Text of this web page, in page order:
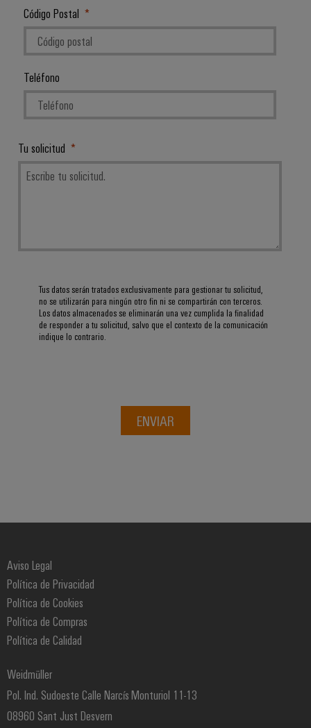
Código Postal
Teléfono
Tu solicitud
Tus datos serán tratados exclusivamente para gestionar tu solicitud,
no se utilizarán para ningún otro fin ni se compartirán con terceros.
Los datos almacenados se eliminarán una vez cumplida la finalidad
de responder a tu solicitud, salvo que el contexto de la comunicación
indique lo contrario.
ENVIAR
Aviso Legal
Política de Privacidad
Política de Cookies
Política de Compras
Política de Calidad
Weidmüller
Pol. Ind. Sudoeste Calle Narcís Monturiol 11-13
08960 Sant Just Desvern